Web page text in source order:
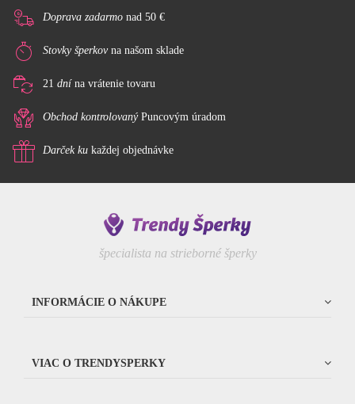
Doprava zadarmo nad 50 €
Stovky šperkovna našom sklade
21 dnína vrátenie tovaru
Obchod kontrolovanýPuncovým úradom
Darček ku každej objednávke
špecialista na strieborné šperky
INFORMÁCIE O NÁKUPE
VIAC O TRENDYSPERKY